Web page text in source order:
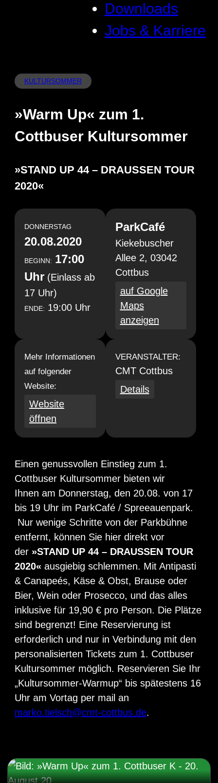
Downloads
Jobs & Karriere
KULTURSOMMER
»Warm Up« zum 1.
Cottbuser Kultursommer
»STAND UP 44 – DRAUSSEN TOUR
2020«
DONNERSTAG
20.08.2020
BEGINN: 17:00
Uhr (Einlass ab
17 Uhr)
ENDE: 19:00 Uhr
ParkCafé
Kiekebuscher
Allee 2, 03042
Cottbus
auf Google
Maps
anzeigen
Mehr Informationen
auf folgender
Website:
Website
öffnen
VERANSTALTER:
CMT Cottbus
Details
Einen genussvollen Einstieg zum 1.
Cottbuser Kultursommer bieten wir
Ihnen am Donnerstag, den 20.08. von 17
bis 19 Uhr im ParkCafé / Spreeauenpark.
Nur wenige Schritte von der Parkbühne
entfernt, können Sie hier direkt vor
der »STAND UP 44 – DRAUSSEN TOUR
2020« ausgiebig schlemmen. Mit Antipasti
& Canapeés, Käse & Obst, Brause oder
Bier, Wein oder Prosecco, und das alles
inklusive für 19,90 € pro Person. Die Plätze
sind begrenzt! Eine Reservierung ist
erforderlich und nur in Verbindung mit den
personalisierten Tickets zum 1. Cottbuser
Kultursommer möglich. Reservieren Sie Ihr
„Kultursommer-Warmup“ bis spätestens 16
Uhr am Vortag per mail an
marko.tielsch@cmt-cottbus.de.